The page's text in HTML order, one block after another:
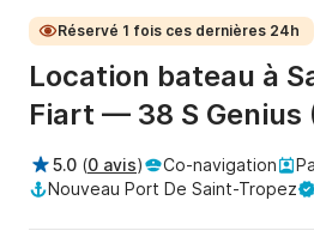
Réservé 1 fois ces dernières 24h
Location bateau à
Fiart — 38 S Genius
5.0 (0 avis) Co-navigation
Nouveau Port De Saint-Tropez